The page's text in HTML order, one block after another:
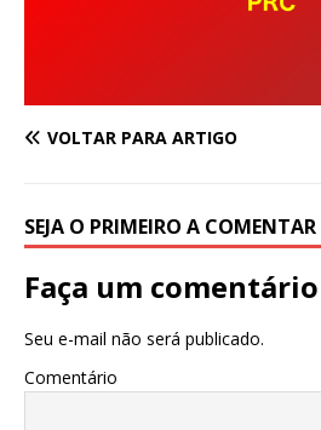
VOLTAR PARA ARTIGO
SEJA O PRIMEIRO A COMENTAR
Faça um comentário
Seu e-mail não será publicado.
Comentário